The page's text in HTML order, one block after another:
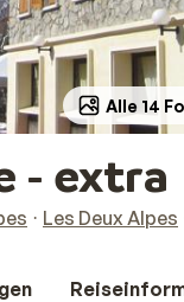
Alle 14
- extra
Les Deux Alpes